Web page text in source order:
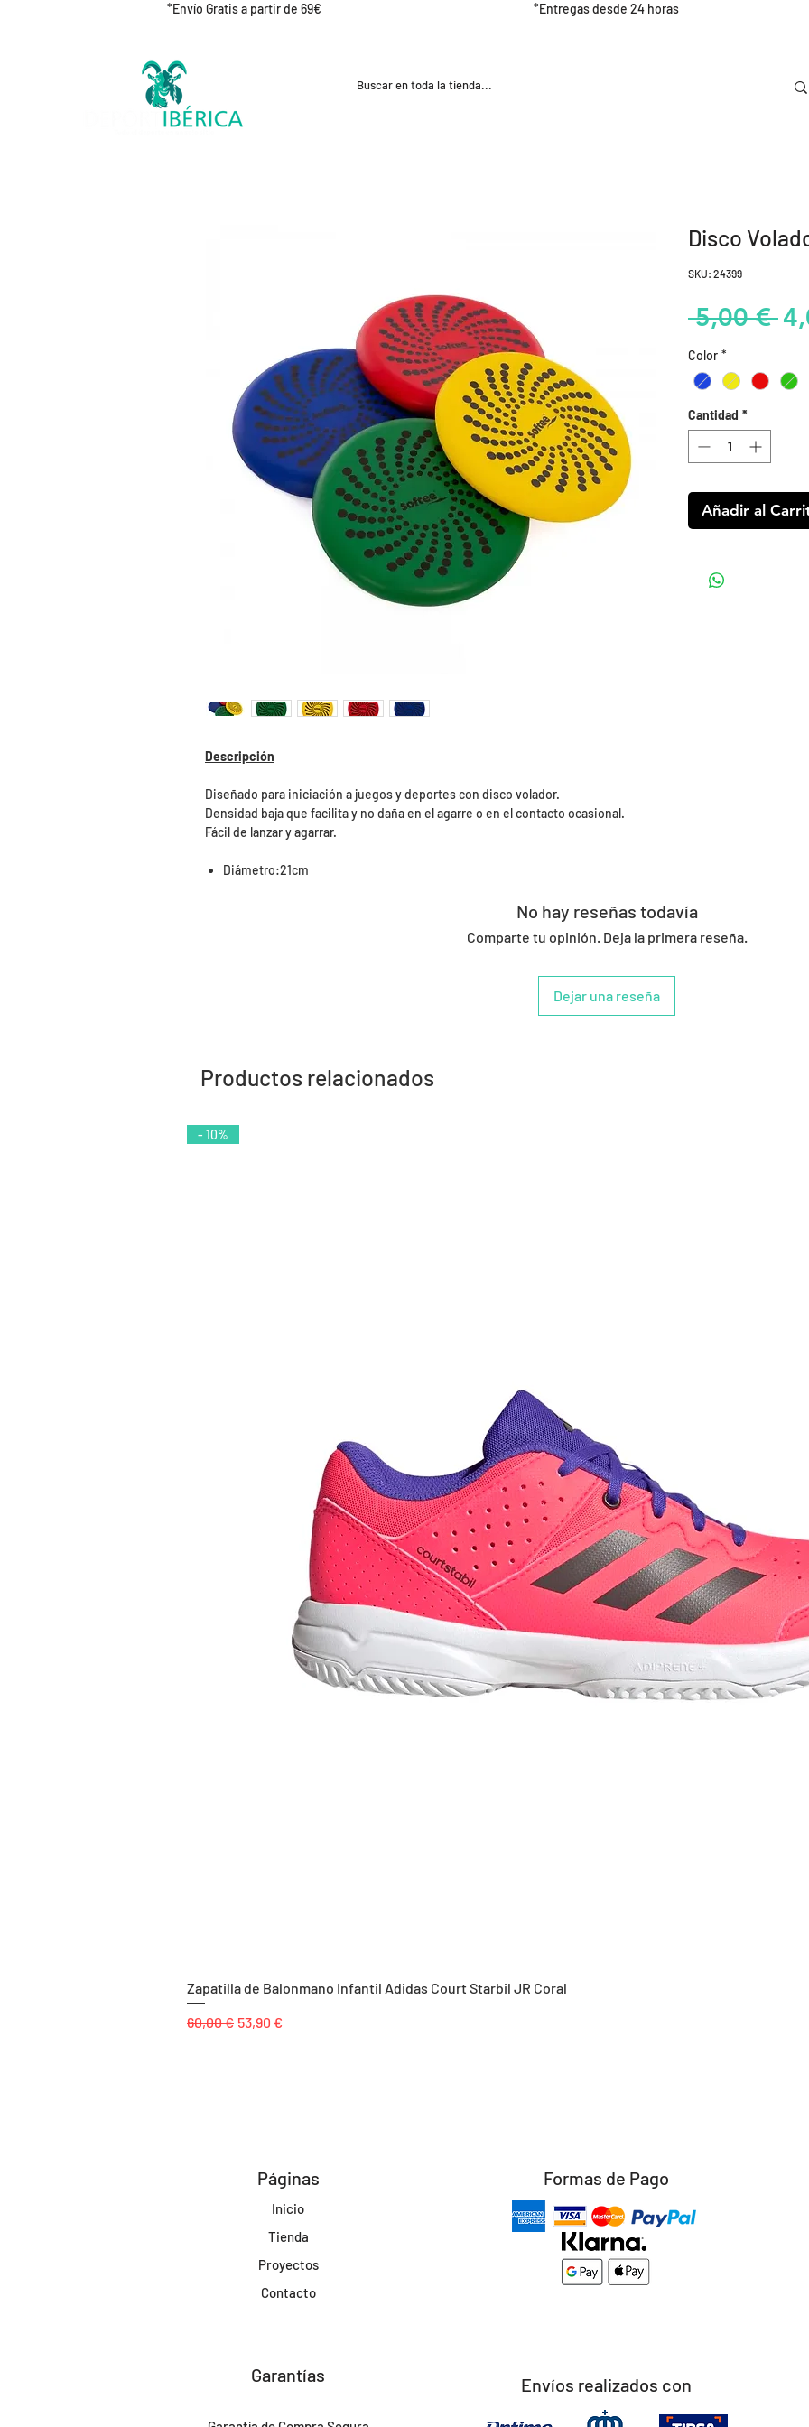
*Envío Gratis a partir de 69€ *Entregas desde 24 horas
Descripción
Diseñado para iniciación a juegos y deportes con disco volador.
Densidad baja que facilita y no daña en el agarre o en el contacto ocasional.
Fácil de lanzar y agarrar.
Diámetro:21cm
Disco
SKU: 24399
5,00 €
Color *
Cantidad *
Añadir al
No hay reseñas todavía
Comparte tu opinión. Deja la primera reseña.
Dejar una reseña
Productos relacionados
- 10%
Zapatilla de Balonmano Infantil Adidas Court Starbil JR Coral
Precio
60,00 € Precio de oferta
53,90 €
Páginas
Inicio
Tienda
Proyectos
Contacto
Garantías
Formas de Pago
Envíos realizados con